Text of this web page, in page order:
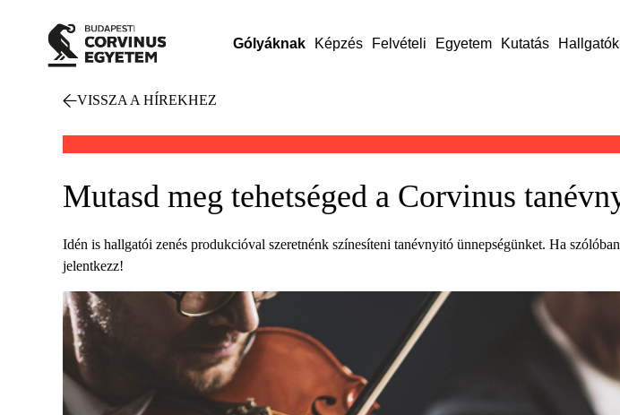
Gólyáknak Képzés Felvételi Egyetem Kutatás
VISSZA A HÍREKHEZ
Mutasd meg tehetséged a Corvinus
Idén is hallgatói zenés produkcióval szeretnénk színesíteni tanévnyitó ünnepségünket. Ha
jelentkezz!